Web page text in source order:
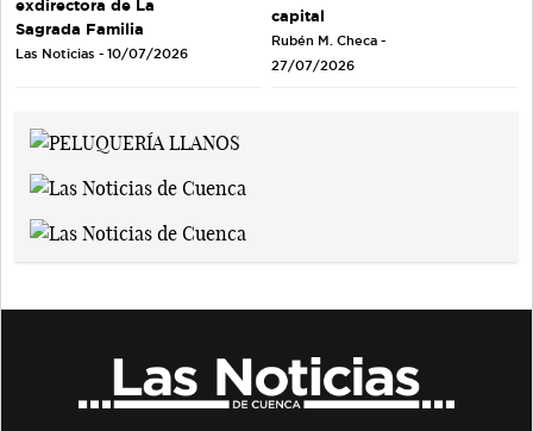
exdirectora de La
Sagrada Familia
Las Noticias - 10/07/2026
capital
Rubén M. Checa -
27/07/2026